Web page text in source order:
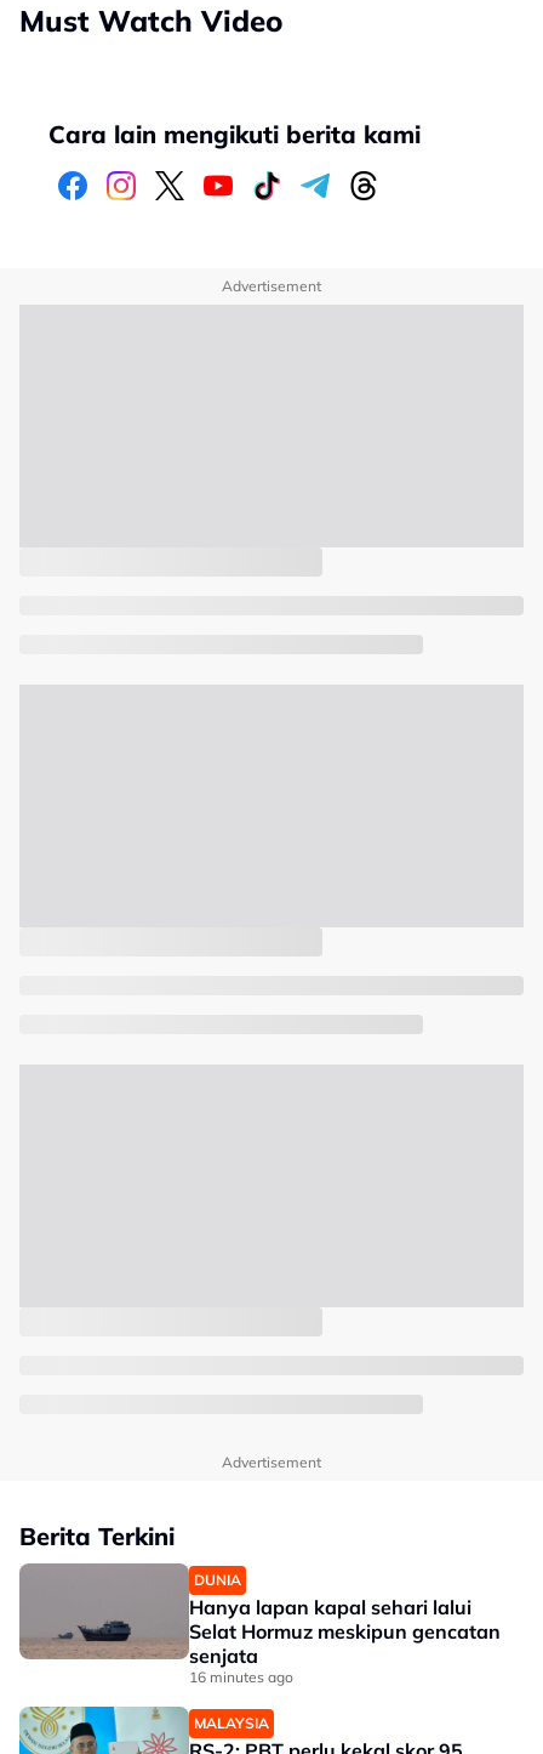
Must Watch Video
Cara lain mengikuti berita kami
Advertisement
Advertisement
Berita Terkini
DUNIA
Hanya lapan kapal sehari lalui
Selat Hormuz meskipun gencatan
senjata
16 minutes ago
MALAYSIA